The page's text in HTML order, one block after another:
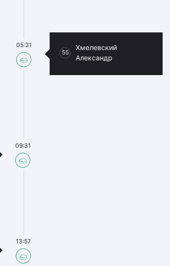
55
Хмелевский
Александр
05:31
09:31
13:57